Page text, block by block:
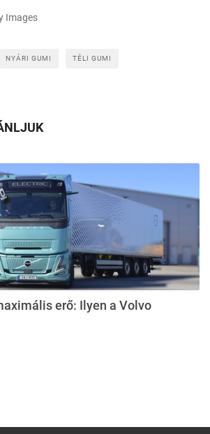
Images
NYÁRI GUMI TÉLI GUMI
erő: Ilyen a Volvo